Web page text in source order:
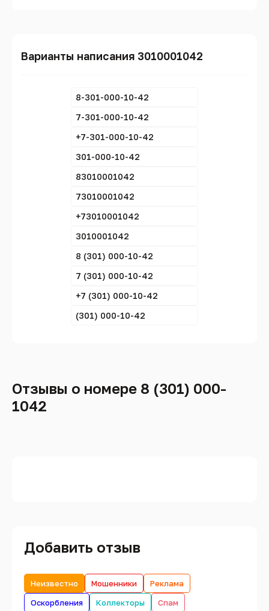
Варианты написания 3010001042
8-301-000-10-42
7-301-000-10-42
+7-301-000-10-42
301-000-10-42
83010001042
73010001042
+73010001042
3010001042
8 (301) 000-10-42
7 (301) 000-10-42
+7 (301) 000-10-42
(301) 000-10-42
Отзывы о номере 8 (301) 000-
1042
Добавить отзыв
Неизвестно Мошенники
Реклама
Оскорбления
Коллекторы
Спам